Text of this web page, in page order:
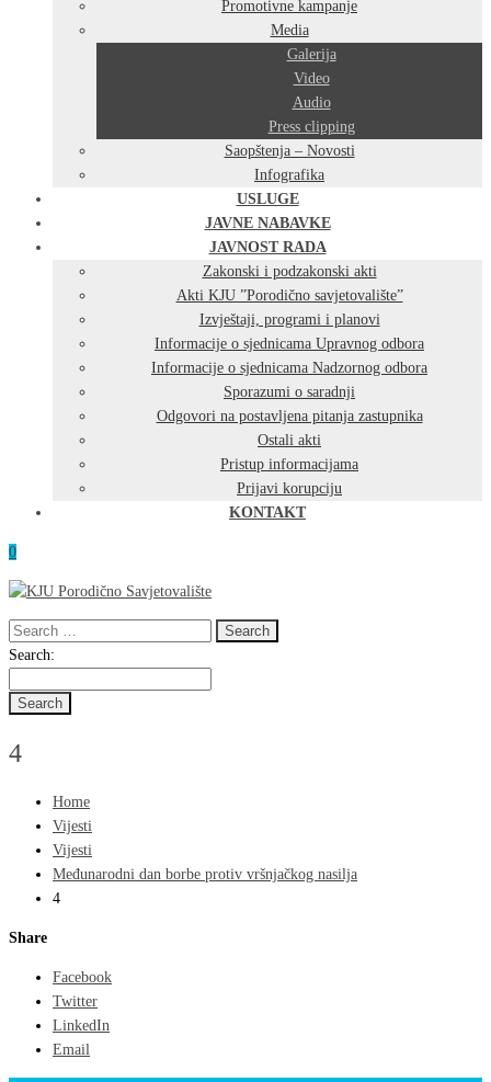
Promotivne kampanje
Media
Galerija
Video
Audio
Press clipping
Saopštenja – Novosti
Infografika
USLUGE
JAVNE NABAVKE
JAVNOST RADA
Zakonski i podzakonski akti
Akti KJU ”Porodično savjetovalište”
Izvještaji, programi i planovi
Informacije o sjednicama Upravnog odbora
Informacije o sjednicama Nadzornog odbora
Sporazumi o saradnji
Odgovori na postavljena pitanja zastupnika
Ostali akti
Pristup informacijama
Prijavi korupciju
KONTAKT
0
Search
for:
Search
Search:
4
Home
Vijesti
Vijesti
Međunarodni dan borbe protiv vršnjačkog nasilja
4
Share
Facebook
Twitter
LinkedIn
Email